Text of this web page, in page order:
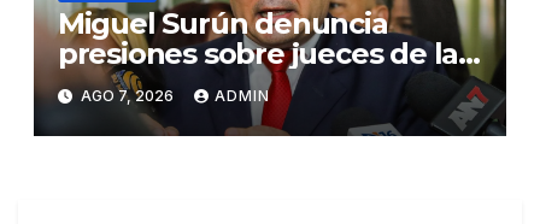
Miguel Surún denuncia
presiones sobre jueces de la
Suprema Corte de Justicia
AGO 7, 2026 ADMIN